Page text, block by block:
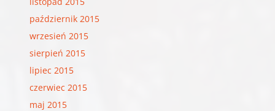
październik 2015
wrzesień 2015
sierpień 2015
lipiec 2015
czerwiec 2015
maj 2015